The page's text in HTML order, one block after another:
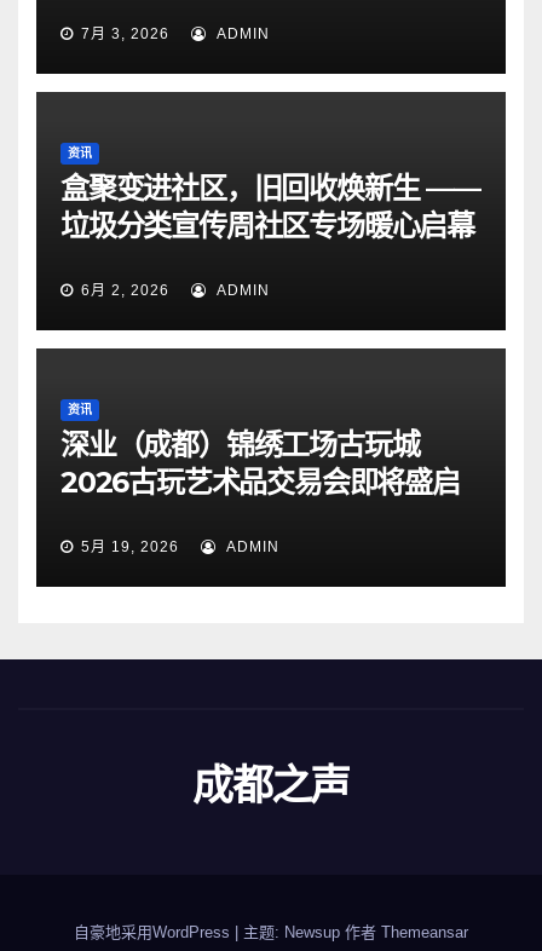
7月 3, 2026 ADMIN
资讯
盒聚变进社区，旧回收焕新生 ——
垃圾分类宣传周社区专场暖心启幕
6月 2, 2026 ADMIN
资讯
深业（成都）锦绣工场古玩城
2026古玩艺术品交易会即将盛启
5月 19, 2026 ADMIN
成都之声
自豪地采用WordPress 主题: Newsup 作者 Themeansar